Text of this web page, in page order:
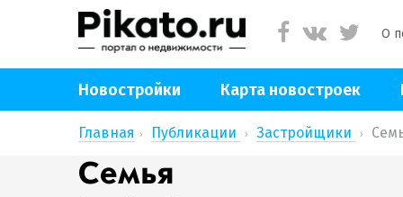
О
Новостройки Карта новостроек
Главная Публикации Застройщики
Семья